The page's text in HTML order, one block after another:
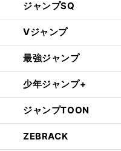
ジャンプSQ
Vジャンプ
最強ジャンプ
少年ジャンプ+
ジャンプTOON
ZEBRACK